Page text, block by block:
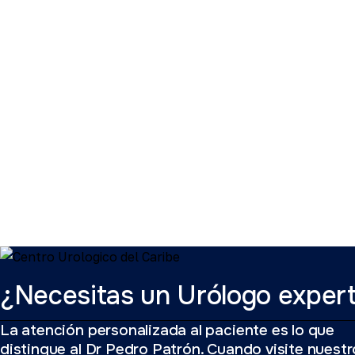
¿Necesitas un Urólogo
La atención personalizada al paciente es lo que
distingue al Dr Pedro Patrón. Cuando visite